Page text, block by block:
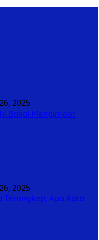
2025
Bakal Mengimpor
2025
Terungkap, Apa Kata